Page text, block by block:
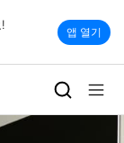
앱 열기